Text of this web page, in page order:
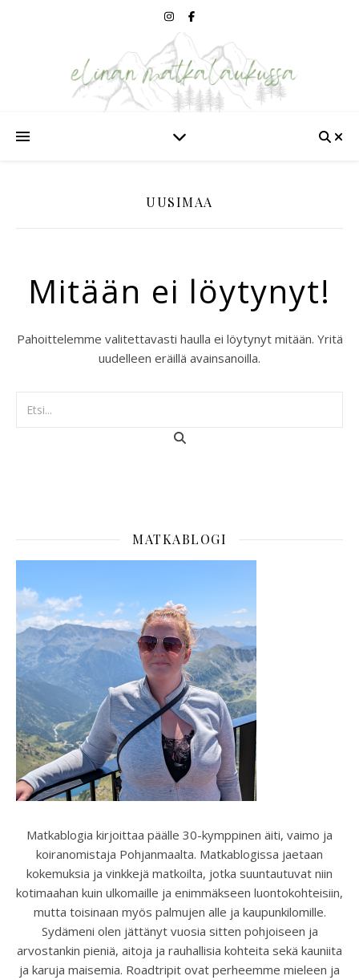
UUSIMAA
Mitään ei löytynyt!
Pahoittelemme valitettavasti haulla ei löytynyt mitään. Yritä
uudelleen eräillä avainsanoilla.
MATKABLOGI
Matkablogia kirjoittaa päälle 30-kymppinen äiti, vaimo ja
koiranomistaja Pohjanmaalta. Matkablogissa jaetaan
kokemuksia ja vinkkejä matkoilta, jotka suuntautuvat niin
kotimaahan kuin ulkomaille ja enimmäkseen luontokohteisiin,
mutta toisinaan myös palmujen alle ja kaupunkilomille.
Sydämeni olen jättänyt vuosia sitten pohjoiseen ja
arvostankin pieniä, aitoja ja rauhallisia kohteita sekä kauniita
ja karuja maisemia. Roadtripit ovat perheemme mieleen ja